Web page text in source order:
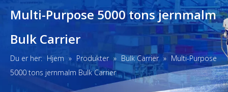
Multi-Purpose 5000 tons jernmalm
Bulk Carrier
Du er her: Hjem » Produkter » Bulk Carrier » Multi-Purpose
5000 tons jernmalm Bulk Carrier